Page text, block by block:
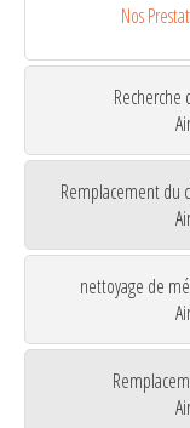
Nos
Recherche
Remplacement du
nettoyage de